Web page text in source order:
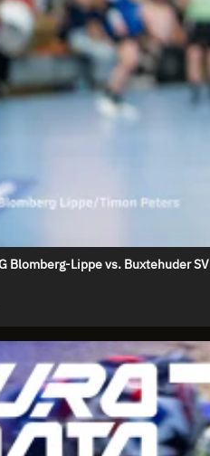
Blomberg-Lippe vs. Buxtehuder SV